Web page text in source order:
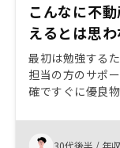
こんなに不
えるとは思
最初は勉強する
担当の方のサポ
確ですぐに優良
購入に踏み切れ
が強いところも
不動産投資が出
30代後半 / 年